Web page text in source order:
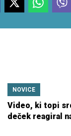
NOVICE
Video, ki topi
deček reagiral